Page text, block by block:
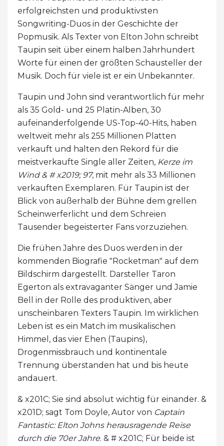
erfolgreichsten und produktivsten
Songwriting-Duos in der Geschichte der
Popmusik. Als Texter von Elton John schreibt
Taupin seit über einem halben Jahrhundert
Worte für einen der größten Schausteller der
Musik. Doch für viele ist er ein Unbekannter.
Taupin und John sind verantwortlich für mehr
als 35 Gold- und 25 Platin-Alben, 30
aufeinanderfolgende US-Top-40-Hits, haben
weltweit mehr als 255 Millionen Platten
verkauft und halten den Rekord für die
meistverkaufte Single aller Zeiten, Kerze im
Wind & # x2019; 97, mit mehr als 33 Millionen
verkauften Exemplaren. Für Taupin ist der
Blick von außerhalb der Bühne dem grellen
Scheinwerferlicht und dem Schreien
Tausender begeisterter Fans vorzuziehen.
Die frühen Jahre des Duos werden in der
kommenden Biografie "Rocketman" auf dem
Bildschirm dargestellt. Darsteller Taron
Egerton als extravaganter Sänger und Jamie
Bell in der Rolle des produktiven, aber
unscheinbaren Texters Taupin. Im wirklichen
Leben ist es ein Match im musikalischen
Himmel, das vier Ehen (Taupins),
Drogenmissbrauch und kontinentale
Trennung überstanden hat und bis heute
andauert.
& x201C; Sie sind absolut wichtig für einander. &
x201D; sagt Tom Doyle, Autor von Captain
Fantastic: Elton Johns herausragende Reise
durch die 70er Jahre. & # x201C; Für beide ist